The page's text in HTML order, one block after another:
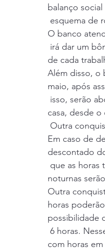
balanço
esquema de
O banco
irá dar um
de cada
Além disso, o
maio, após
isso, serão
casa, desde
Outra
Em caso de
descontado
que as horas
noturnas
Outra
horas
possibilidade
6 horas.
com horas